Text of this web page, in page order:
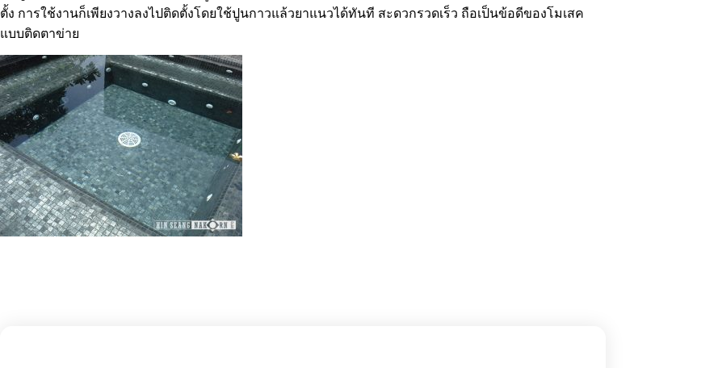
ตั้ง การใช้งานก็เพียงวางลงไปติดตั้งโดยใช้ปูนกาวแล้วยาแนวได้ทันที สะดวกรวดเร็ว ถือเป็นข้อดีของโมเสค
แบบติดตาข่าย